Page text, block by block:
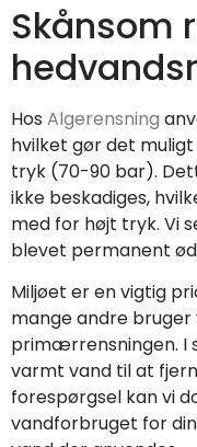
Skånsom
Hos Algerensning
hvilket gør det
tryk (70-90 bar).
ikke beskadiges,
med for højt tryk. Vi
blevet permanent
Miljøet er en vigtig
mange andre bruger
primærrensningen. I
varmt vand til at
forespørgsel kan vi
vandforbruget for